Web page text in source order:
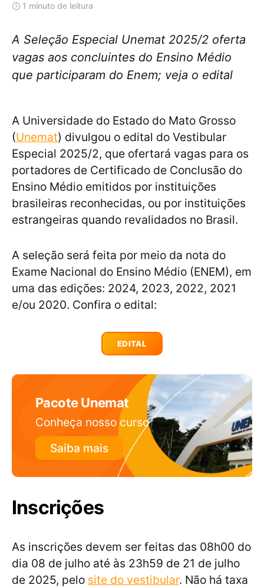
1 minuto de leitura
A Seleção Especial Unemat 2025/2 oferta
vagas aos concluintes do Ensino Médio
que participaram do Enem; veja o edital
A Universidade do Estado do Mato Grosso
(Unemat) divulgou o edital do Vestibular
Especial 2025/2, que ofertará vagas para os
portadores de Certificado de Conclusão do
Ensino Médio emitidos por instituições
brasileiras reconhecidas, ou por instituições
estrangeiras quando revalidados no Brasil.
A seleção será feita por meio da nota do
Exame Nacional do Ensino Médio (ENEM), em
uma das edições: 2024, 2023, 2022, 2021
e/ou 2020. Confira o edital:
EDITAL
Pacote Unemat
Conheça nosso curso
Saiba mais
Inscrições
As inscrições devem ser feitas das 08h00 do
dia 08 de julho até às 23h59 de 21 de julho
de 2025, pelo site do vestibular. Não há taxa